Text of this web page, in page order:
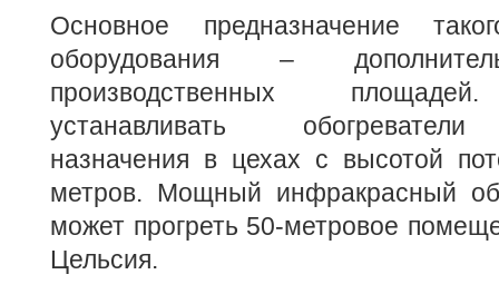
Основное предназначение
оборудования –
производственных
устанавливать
назначения в цехах с высотой
метров. Мощный инфракрасный
может прогреть 50-метровое
Цельсия.